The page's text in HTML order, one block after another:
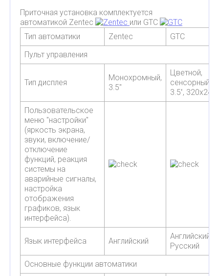
Приточная установка комплектуется
автоматикой Zentec
или GTC
Тип автоматики
Zentec
GTC
Пульт управления
Тип дисплея
Монохромный,
3.5"
Цветной,
сенсорный,
3.5‛, 320х240
Пользовательское
меню "настройки"
(яркость экрана,
звуки, включение/
отключение
функций, реакция
системы на
аварийные сигналы,
настройка
отображения
графиков, язык
интерфейса).
Язык интерфейса Английский
Английский /
Русский
Основные функции автоматики